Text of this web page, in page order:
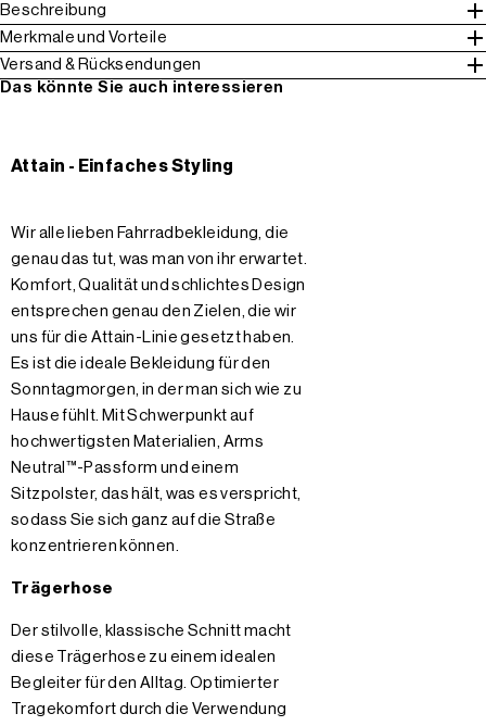
Beschreibung
Merkmale und Vorteile
Versand & Rücksendungen
Das könnte Sie auch interessieren
Attain - Einfaches Styling
Wir alle lieben Fahrradbekleidung, die
genau das tut, was man von ihr erwartet.
Komfort, Qualität und schlichtes Design
entsprechen genau den Zielen, die wir
uns für die Attain-Linie gesetzt haben.
Es ist die ideale Bekleidung für den
Sonntagmorgen, in der man sich wie zu
Hause fühlt. Mit Schwerpunkt auf
hochwertigsten Materialien, Arms
Neutral™-Passform und einem
Sitzpolster, das hält, was es verspricht,
sodass Sie sich ganz auf die Straße
konzentrieren können.
Trägerhose
Der stilvolle, klassische Schnitt macht
diese Trägerhose zu einem idealen
Begleiter für den Alltag. Optimierter
Tragekomfort durch die Verwendung